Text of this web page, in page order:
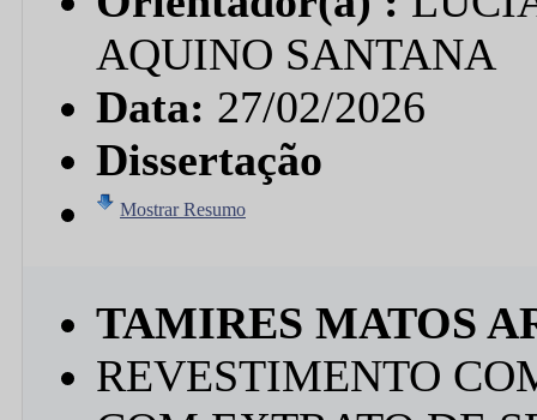
AQUINO SANTANA
Data: 27/02/2026
Dissertação
Mostrar Resumo
TAMIRES MATOS
REVESTIMENTO